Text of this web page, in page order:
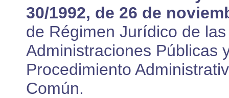
30/1992, de 26 de
de Régimen Jurídico de las
Administraciones Públicas
Procedimiento
Común.